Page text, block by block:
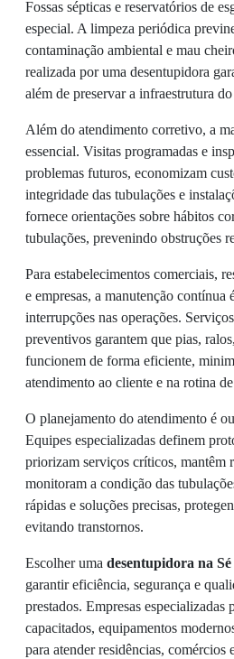
Fossas sépticas e reservatórios de
especial. A limpeza periódica
contaminação ambiental e mau
realizada por uma desentupidora
além de preservar a infraestrutura
Além do atendimento corretivo, a
essencial. Visitas programadas e
problemas futuros, economizam
integridade das tubulações e
fornece orientações sobre hábitos
tubulações, prevenindo obstruções
Para estabelecimentos comerciais,
e empresas, a manutenção contínua
interrupções nas operações.
preventivos garantem que pias,
funcionem de forma eficiente,
atendimento ao cliente e na rotina
O planejamento do atendimento é
Equipes especializadas definem
priorizam serviços críticos, mantêm
monitoram a condição das
rápidas e soluções precisas,
evitando transtornos.
Escolher uma desentupidora na Sé
garantir eficiência, segurança e
prestados. Empresas especializadas
capacitados, equipamentos
para atender residências, comércios